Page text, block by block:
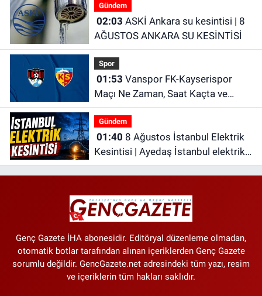
Gündem
02:03
AĞUSTOS ANKARA SU KESİNTİSİ
Spor
01:53
Maçı Ne Zaman, Saat Kaçta ve
Hangi Kanalda?
Gündem
01:40
Kesintisi | Ayedaş İstanbul elektrik
kesintisi | Bedaş İstanbul elektrik
Genç Gazete İHA abonesidir. Editöryal düzenleme olmadan,
otomatik botlar tarafından alınan içeriklerden Genç Gazete
sorumlu değildir. GencGazete.net adresindeki tüm yazı, resim
ve içeriklerin tüm hakları saklıdır.